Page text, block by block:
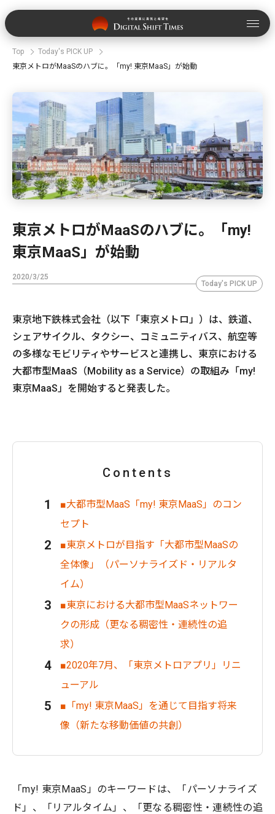
Top
Today's PICK UP
東京メトロがMaaSのハブに。「my! 東京MaaS」が始動
東京メトロがMaaSのハブに。「my!
東京MaaS」が始動
2020/3/25
Today's PICK UP
東京地下鉄株式会社（以下「東京メトロ」）は、鉄道、
シェアサイクル、タクシー、コミュニティバス、航空等
の多様なモビリティやサービスと連携し、東京における
大都市型MaaS（Mobility as a Service）の取組み「my!
東京MaaS」を開始すると発表した。
Contents
■大都市型MaaS「my! 東京MaaS」のコン
セプト
■東京メトロが目指す「大都市型MaaSの
全体像」（パーソナライズド・リアルタ
イム）
■東京における大都市型MaaSネットワー
クの形成（更なる稠密性・連続性の追
求）
■2020年7月、「東京メトロアプリ」リニ
ューアル
■「my! 東京MaaS」を通じて目指す将来
像（新たな移動価値の共創）
「my! 東京MaaS」のキーワードは、「パーソナライズ
ド」、「リアルタイム」、「更なる稠密性・連続性の追